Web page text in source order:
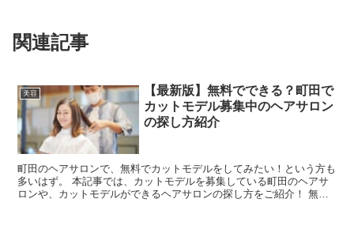
関連記事
美容
【最新版】無料でできる？町田で
カットモデル募集中のヘアサロン
の探し方紹介
町田のヘアサロンで、無料でカットモデルをしてみたい！という方も
多いはず。 本記事では、カットモデルを募集している町田のヘアサ
ロンや、カットモデルができるヘアサロンの探し方をご紹介！ 無料